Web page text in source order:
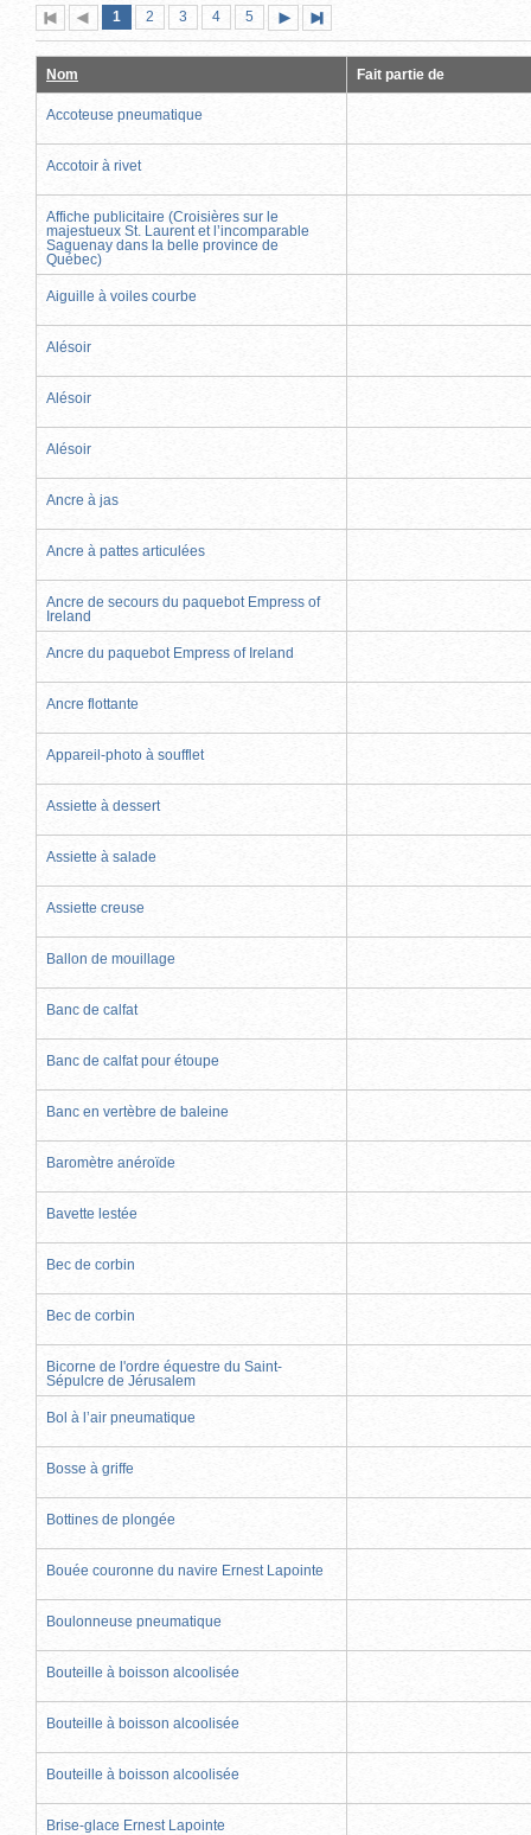
Première
page
Page
précédente
Page
1 (page
actuelle)
Page
2 Page
3 Page
4 Page
5
suivante
page
Nom Fait partie de
Accoteuse pneumatique
Accotoir à rivet
Affiche publicitaire (Croisières sur le
majestueux St. Laurent et l’incomparable
Saguenay dans la belle province de
Québec)
Aiguille à voiles courbe
Alésoir
Alésoir
Alésoir
Ancre à jas
Ancre à pattes articulées
Ancre de secours du paquebot Empress of
Ireland
Ancre du paquebot Empress of Ireland
Ancre flottante
Appareil-photo à soufflet
Assiette à dessert
Assiette à salade
Assiette creuse
Ballon de mouillage
Banc de calfat
Banc de calfat pour étoupe
Banc en vertèbre de baleine
Baromètre anéroïde
Bavette lestée
Bec de corbin
Bec de corbin
Bicorne de l'ordre équestre du Saint-
Sépulcre de Jérusalem
Bol à l’air pneumatique
Bosse à griffe
Bottines de plongée
Bouée couronne du navire Ernest Lapointe
Boulonneuse pneumatique
Bouteille à boisson alcoolisée
Bouteille à boisson alcoolisée
Bouteille à boisson alcoolisée
Brise-glace Ernest Lapointe